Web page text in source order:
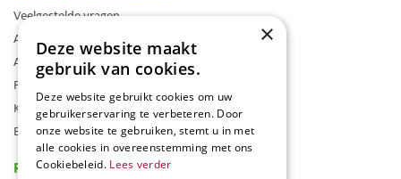
Veelgestelde vragen
Algemene voorwaarden
Assortiment
Folder
Klantenkaart
Blog
Reviews
×
Deze website maakt
gebruik van cookies.
Deze website gebruikt cookies om uw
gebruikerservaring te verbeteren. Door
onze website te gebruiken, stemt u in met
alle cookies in overeenstemming met ons
Cookiebeleid. Lees verder